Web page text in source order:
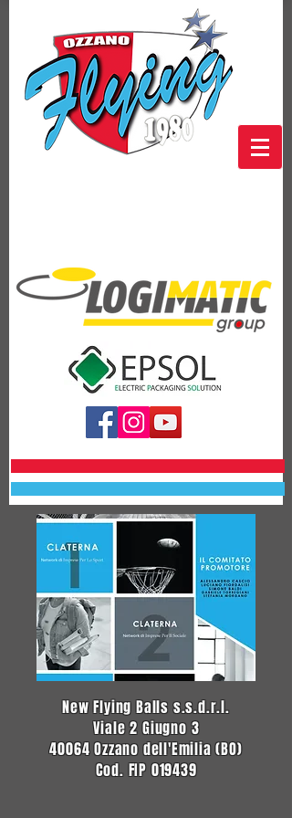
New Flying Balls s.s.d.r.l.
Viale 2 Giugno 3
40064 Ozzano dell'Emilia (BO)
Cod. FIP 019439